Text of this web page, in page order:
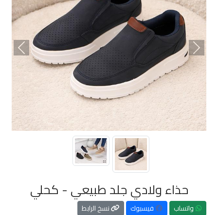
السابق التالي
حذاء ولادي جلد طبيعي - كحلي
واتساب فيسبوك نسخ الرابط